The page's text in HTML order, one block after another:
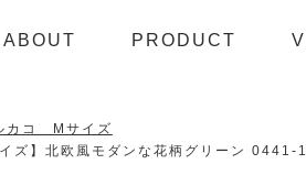
ABOUT PRODUCT
カコ Mサイズ
ズ】北欧風モダンな花柄グリーン 0441-